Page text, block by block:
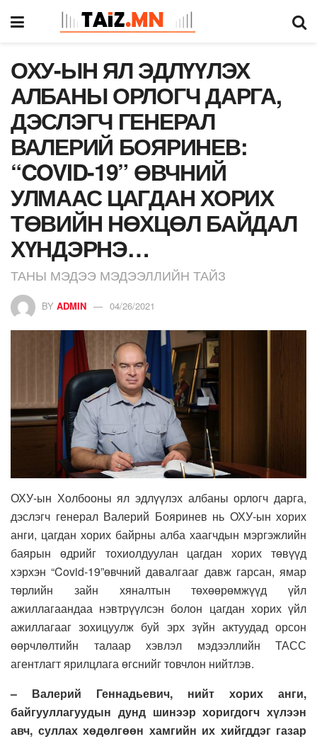
ОХУ-ЫН ЯЛ ЭДЛҮҮЛЭХ
АЛБАНЫ ОРЛОГЧ ДАРГА,
ДЭСЛЭГЧ ГЕНЕРАЛ
ВАЛЕРИЙ БОЯРИНЕВ:
“COVID-19” ӨВЧНИЙ
УЛМААС ЦАГДАН ХОРИХ
ТӨВИЙН НӨХЦӨЛ БАЙДАЛ
ХҮНДЭРНЭ…
ТАНЫ МЭДЭЭ МЭДЭЭЛЛИЙН ТАЙЗ
BY ADMIN 04/26/2021
ОХУ-ын Холбооны ял эдлүүлэх албаны орлогч дарга,
дэслэгч генерал Валерий Бояринев нь ОХУ-ын хорих
анги, цагдан хорих байрны алба хаагчдын мэргэжлийн
баярын өдрийг тохиолдуулан цагдан хорих төвүүд
хэрхэн “Covid-19”өвчний давалгааг давж гарсан, ямар
төрлийн зайн хяналтын төхөөрөмжүүд үйл
ажиллагаандаа нэвтрүүлсэн болон цагдан хорих үйл
ажиллагааг зохицуулж буй эрх зүйн актуудад орсон
өөрчлөлтийн талаар хэвлэл мэдээллийн ТАСС
агентлагт ярилцлага өгснийг товчлон нийтлэв.
– Валерий Геннадьевич, нийт хорих анги,
байгууллагуудын дунд шинээр хоригдогч хүлээн
авч, суллах хөдөлгөөн хамгийн их хийгддэг газар